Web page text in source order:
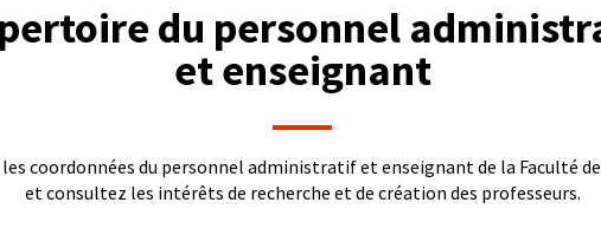
du personnel
et enseignant
coordonnées du personnel administratif et enseignant de la Faculté
et consultez les intérêts de recherche et de création des professeurs.